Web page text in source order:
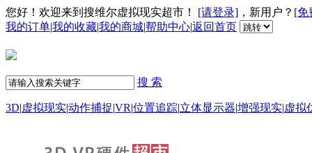
您好！欢迎来到搜维尔虚拟现实超市！ [请登录] ，新用户？ [免
我的订单|我的收藏|我的商城|帮助中心|返回首页
搜 索
3D|虚拟现实|动作捕捉|VR|位置追踪|立体显示器|增强现实|虚拟